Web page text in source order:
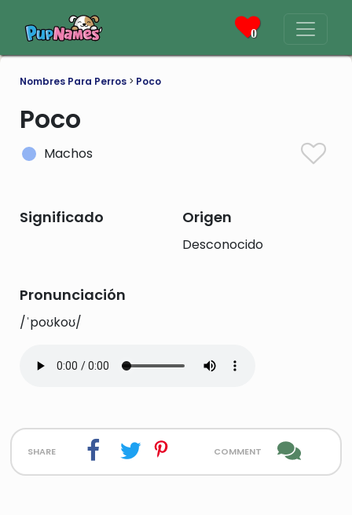
0
Nombres Para Perros > Poco
Poco
Machos
Significado Origen
Desconocido
Pronunciación
/ˈpoʊkoʊ/
share comment